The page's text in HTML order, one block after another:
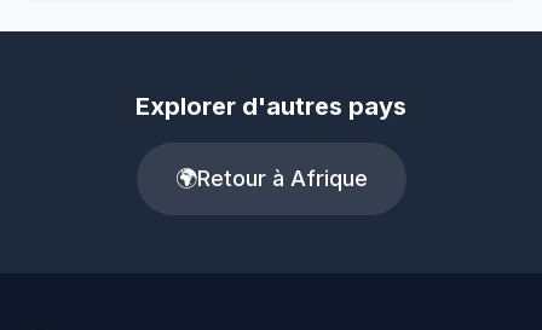
Explorer d'autres pays
🌍Retour à Afrique